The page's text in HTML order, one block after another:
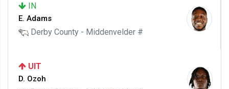
IN
E. Adams
Derby County - Middenvelder #
UIT
D. Ozoh